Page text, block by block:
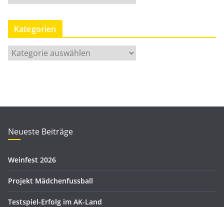
o
n
t
h
v
Kategorien
a
r
i
n
Neueste Beiträge
Weinfest 2026
Projekt Mädchenfussball
Testspiel-Erfolg im AK-Land